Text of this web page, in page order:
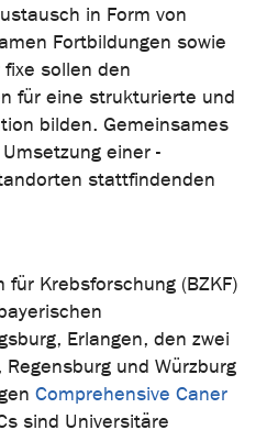
in Form von
Fortbildungen sowie
sollen den
für eine strukturierte und
bilden. Gemeinsames
einer -
stattfindenden
Krebsforschung (BZKF)
Erlangen, den zwei
und Würzburg
Comprehensive Caner
sind Universitäre